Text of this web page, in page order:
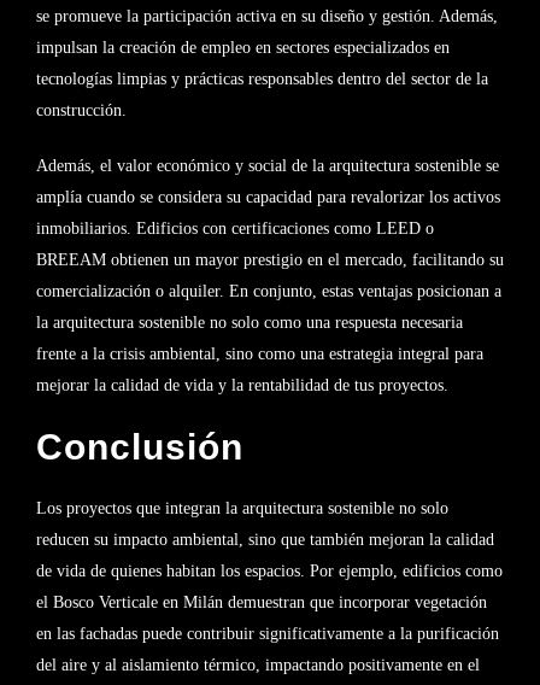
se promueve la participación activa en su diseño y gestión. Además,
impulsan la creación de empleo en sectores especializados en
tecnologías limpias y prácticas responsables dentro del sector de la
construcción.
Además, el valor económico y social de la arquitectura sostenible se
amplía cuando se considera su capacidad para revalorizar los activos
inmobiliarios. Edificios con certificaciones como LEED o
BREEAM obtienen un mayor prestigio en el mercado, facilitando su
comercialización o alquiler. En conjunto, estas ventajas posicionan a
la arquitectura sostenible no solo como una respuesta necesaria
frente a la crisis ambiental, sino como una estrategia integral para
mejorar la calidad de vida y la rentabilidad de tus proyectos.
Conclusión
Los proyectos que integran la arquitectura sostenible no solo
reducen su impacto ambiental, sino que también mejoran la calidad
de vida de quienes habitan los espacios. Por ejemplo, edificios como
el Bosco Verticale en Milán demuestran que incorporar vegetación
en las fachadas puede contribuir significativamente a la purificación
del aire y al aislamiento térmico, impactando positivamente en el